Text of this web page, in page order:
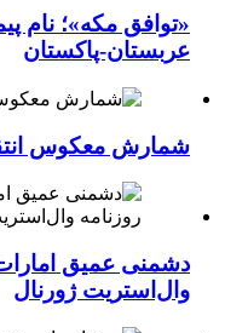
«توافق مکه»؛ نام
عربستان-پاکستان
شمارش معکوس
دشمنی عمیق امارات
وال‌استریت ژورنال